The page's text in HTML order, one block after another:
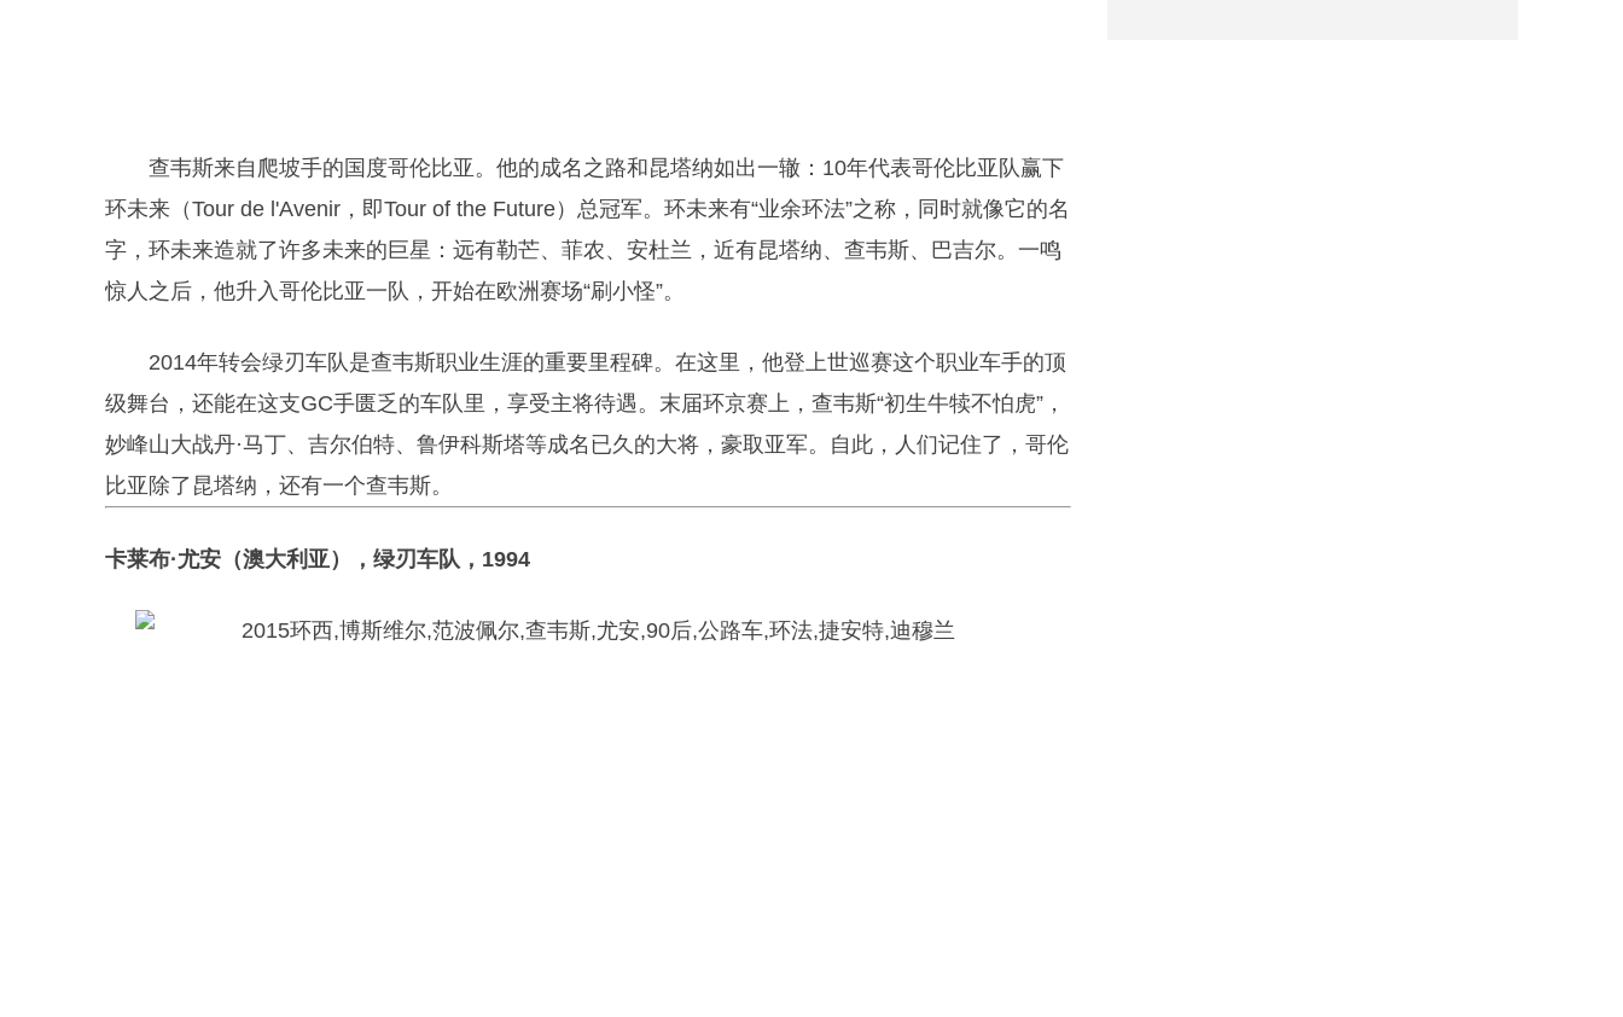
查韦斯来自爬坡手的国度哥伦比亚。他的成名之路和昆塔纳如出一辙：10年代表哥伦比亚队赢下
环未来（Tour de l'Avenir，即Tour of the Future）总冠军。环未来有“业余环法”之称，同时就像它的名
字，环未来造就了许多未来的巨星：远有勒芒、菲农、安杜兰，近有昆塔纳、查韦斯、巴吉尔。一鸣
惊人之后，他升入哥伦比亚一队，开始在欧洲赛场“刷小怪”。
2014年转会绿刃车队是查韦斯职业生涯的重要里程碑。在这里，他登上世巡赛这个职业车手的顶
级舞台，还能在这支GC手匮乏的车队里，享受主将待遇。末届环京赛上，查韦斯“初生牛犊不怕虎”，
妙峰山大战丹·马丁、吉尔伯特、鲁伊科斯塔等成名已久的大将，豪取亚军。自此，人们记住了，哥伦
比亚除了昆塔纳，还有一个查韦斯。
卡莱布·尤安（澳大利亚），绿刃车队，1994